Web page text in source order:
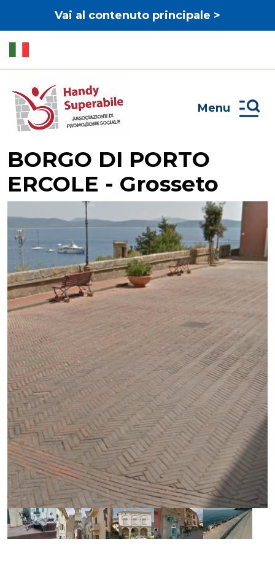
Vai al contenuto principale >
Menu
BORGO DI PORTO
ERCOLE - Grosseto